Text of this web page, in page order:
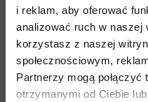
i reklam, aby oferować
analizować ruch w naszej
korzystasz z naszej
społecznościowym,
Partnerzy mogą
otrzymanymi od Ciebie
zachowaniu właściwości
utrzymuję wsparcie i
łatwe i szybkie nanoszenie
do wszystkich rodzajów